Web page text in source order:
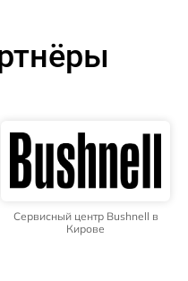
Сервисный центр Bushnell в
Кирове